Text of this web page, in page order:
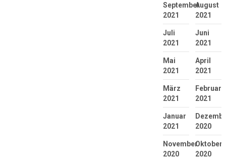
September
2021
August
2021
Juli
2021
Juni
2021
Mai
2021
April
2021
März
2021
Februar
2021
Januar
2021
2020
November
2020
Oktober
2020